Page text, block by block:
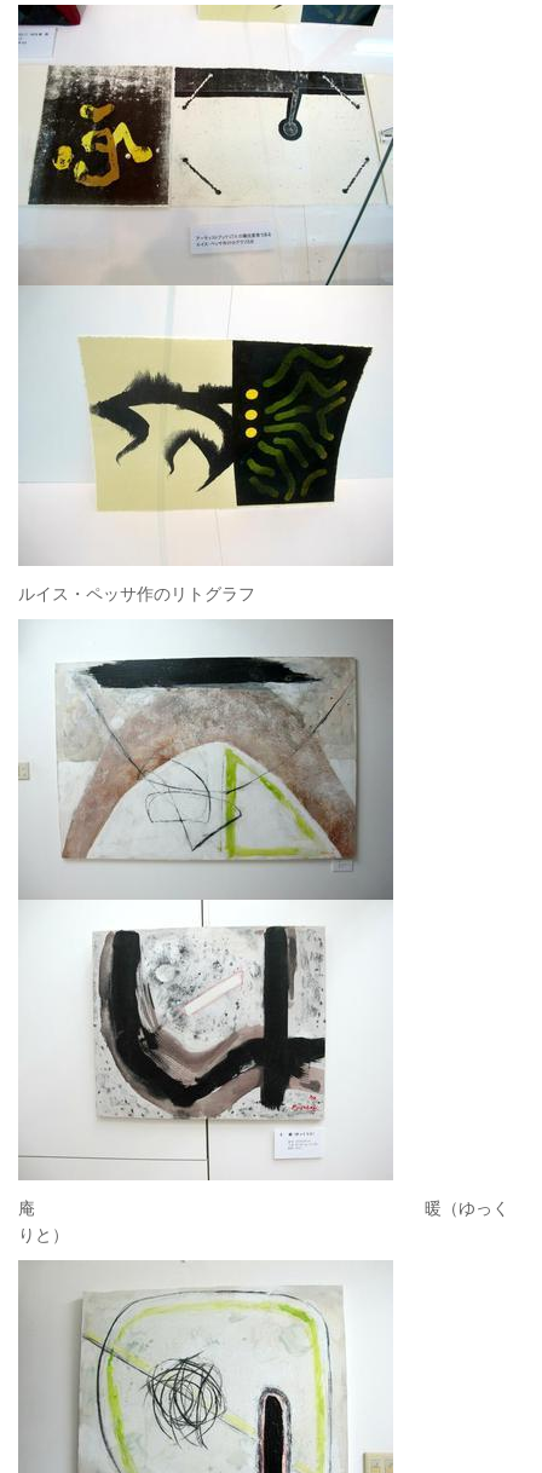
ルイス・ペッサ作のリトグラフ
庵 暖（ゆっく
りと）